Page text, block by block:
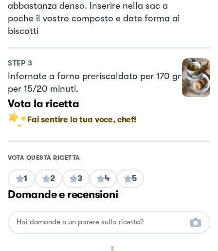
abbastanza denso. Inserire nella sac a
poche il vostro composto e date forma ai
biscotti
STEP 3
Infornate a forno preriscaldato per 170 gr
per 15/20 minuti.
Vota la ricetta
Fai sentire la tua voce, chef!
VOTA QUESTA RICETTA
1 2 3 4 5
Domande e recensioni